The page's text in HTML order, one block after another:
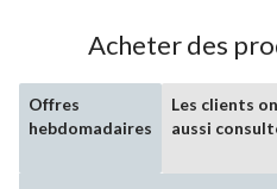
Acheter des
Offres
hebdomadaires
Les clients
aussi